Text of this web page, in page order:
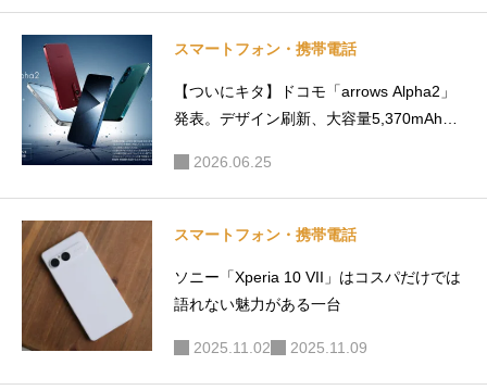
還元も
スマートフォン・携帯電話
【ついにキタ】ドコモ「arrows Alpha2」
発表。デザイン刷新、大容量5,370mAhバ
2026.06.25
スマートフォン・携帯電話
ソニー「Xperia 10 VII」はコスパだけでは
語れない魅力がある一台
2025.11.02 2025.11.09